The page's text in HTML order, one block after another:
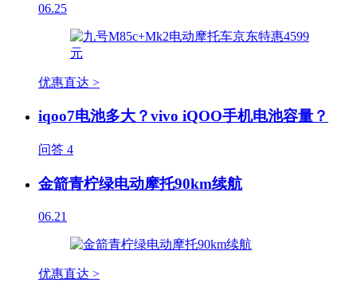
06.25
优惠直达 >
iqoo7电池多大？vivo iQOO手机电池容量？
问答 4
金箭青柠绿电动摩托90km续航
06.21
优惠直达 >